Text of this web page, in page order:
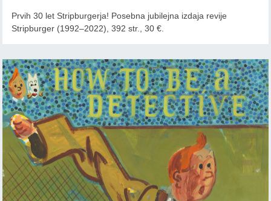
Prvih 30 let Stripburgerja! Posebna jubilejna izdaja revije
Stripburger (1992–2022), 392 str., 30 €.